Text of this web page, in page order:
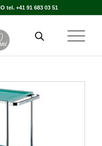
tel. +41 91 683 03 51